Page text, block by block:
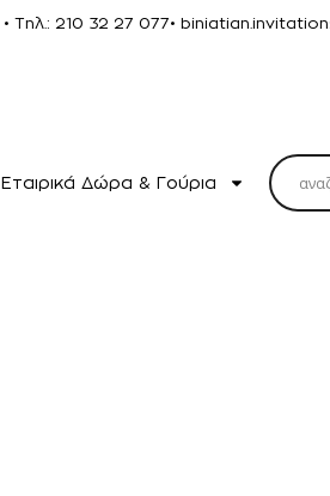
• Τηλ.: 210 32 27 077•
Εταιρικά Δώρα & Γούρια